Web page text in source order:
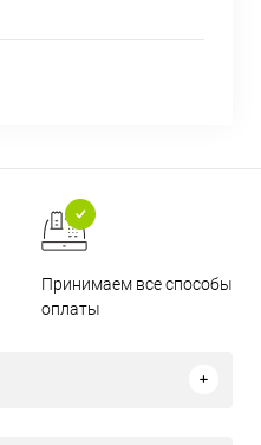
Принимаем все способы
оплаты